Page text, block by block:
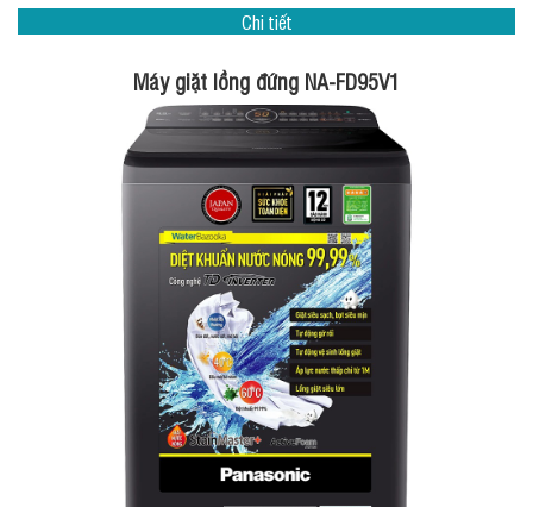
Chi tiết
Máy giặt lồng đứng NA-FD95V1